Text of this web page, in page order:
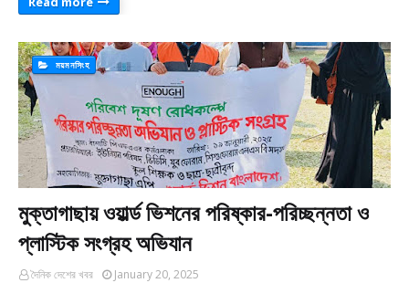
ময়মনসিংহ
মুক্তাগাছায় ওয়ার্ল্ড ভিশনের পরিষ্কার-পরিচ্ছন্নতা ও
প্লাস্টিক সংগ্রহ অভিযান
দৈনিক দেশের খবর January 20, 2025